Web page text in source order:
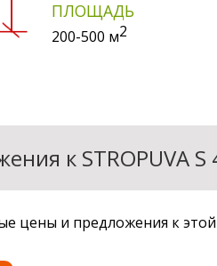
ПЛОЩАДЬ
200-500 м2
к STROPUVA
цены и предложения к